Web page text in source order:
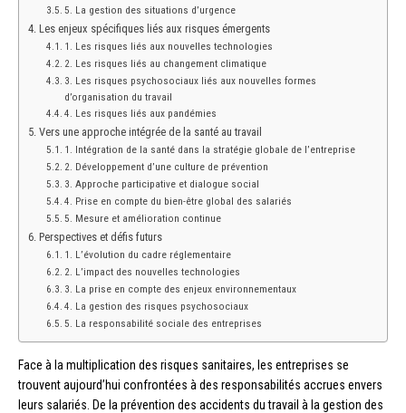
5. La gestion des situations d’urgence
Les enjeux spécifiques liés aux risques émergents
1. Les risques liés aux nouvelles technologies
2. Les risques liés au changement climatique
3. Les risques psychosociaux liés aux nouvelles formes
d’organisation du travail
4. Les risques liés aux pandémies
Vers une approche intégrée de la santé au travail
1. Intégration de la santé dans la stratégie globale de l’entreprise
2. Développement d’une culture de prévention
3. Approche participative et dialogue social
4. Prise en compte du bien-être global des salariés
5. Mesure et amélioration continue
Perspectives et défis futurs
1. L’évolution du cadre réglementaire
2. L’impact des nouvelles technologies
3. La prise en compte des enjeux environnementaux
4. La gestion des risques psychosociaux
5. La responsabilité sociale des entreprises
Face à la multiplication des risques sanitaires, les entreprises se
trouvent aujourd’hui confrontées à des responsabilités accrues envers
leurs salariés. De la prévention des accidents du travail à la gestion des